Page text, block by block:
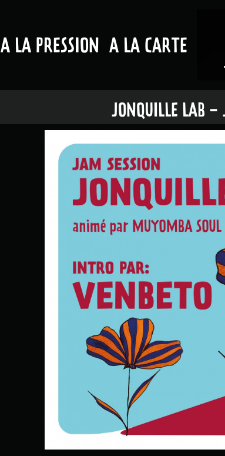
A LA PRESSION A LA CARTE
JONQUILLE LAB